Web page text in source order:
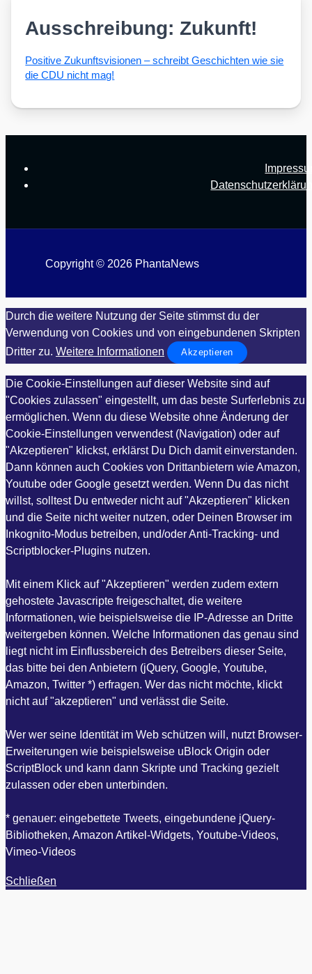
Ausschreibung: Zukunft!
Posi­ti­ve Zukunfts­vi­sio­nen – schreibt Geschich­ten wie sie
die CDU nicht mag!
Copyright © 2026 PhantaNews
Durch die weitere Nutzung der Seite stimmst du der
Verwendung von Cookies und von eingebundenen Skripten
Dritter zu. Weitere Informationen Akzeptieren
Die Cookie-Einstellungen auf dieser Website sind auf
"Cookies zulassen" eingestellt, um das beste Surferlebnis zu
ermöglichen. Wenn du diese Website ohne Änderung der
Cookie-Einstellungen verwendest (Navigation) oder auf
"Akzeptieren" klickst, erklärst Du Dich damit einverstanden.
Dann können auch Cookies von Drittanbietern wie Amazon,
Youtube oder Google gesetzt werden. Wenn Du das nicht
willst, solltest Du entweder nicht auf "Akzeptieren" klicken
und die Seite nicht weiter nutzen, oder Deinen Browser im
Inkognito-Modus betreiben, und/oder Anti-Tracking- und
Scriptblocker-Plugins nutzen.
Mit einem Klick auf "Akzeptieren" werden zudem extern
gehostete Javascripte freigeschaltet, die weitere
Informationen, wie beispielsweise die IP-Adresse an Dritte
weitergeben können. Welche Informationen das genau sind
liegt nicht im Einflussbereich des Betreibers dieser Seite,
das bitte bei den Anbietern (jQuery, Google, Youtube,
Amazon, Twitter *) erfragen. Wer das nicht möchte, klickt
nicht auf "akzeptieren" und verlässt die Seite.
Wer wer seine Identität im Web schützen will, nutzt Browser-
Erweiterungen wie beispielsweise uBlock Origin oder
ScriptBlock und kann dann Skripte und Tracking gezielt
zulassen oder eben unterbinden.
* genauer: eingebettete Tweets, eingebundene jQuery-
Bibliotheken, Amazon Artikel-Widgets, Youtube-Videos,
Vimeo-Videos
Schließen